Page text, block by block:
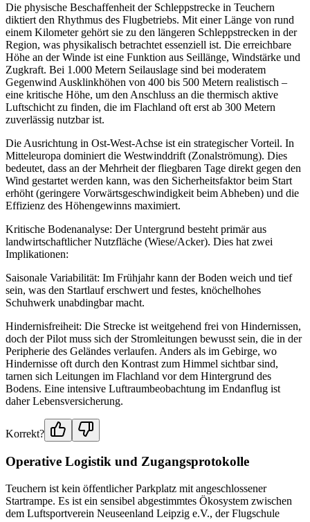
Die physische Beschaffenheit der Schleppstrecke in Teuchern
diktiert den Rhythmus des Flugbetriebs. Mit einer Länge von rund
einem Kilometer gehört sie zu den längeren Schleppstrecken in der
Region, was physikalisch betrachtet essenziell ist. Die erreichbare
Höhe an der Winde ist eine Funktion aus Seillänge, Windstärke und
Zugkraft. Bei 1.000 Metern Seilauslage sind bei moderatem
Gegenwind Ausklinkhöhen von 400 bis 500 Metern realistisch –
eine kritische Höhe, um den Anschluss an die thermisch aktive
Luftschicht zu finden, die im Flachland oft erst ab 300 Metern
zuverlässig nutzbar ist.
Die Ausrichtung in Ost-West-Achse ist ein strategischer Vorteil. In
Mitteleuropa dominiert die Westwinddrift (Zonalströmung). Dies
bedeutet, dass an der Mehrheit der fliegbaren Tage direkt gegen den
Wind gestartet werden kann, was den Sicherheitsfaktor beim Start
erhöht (geringere Vorwärtsgeschwindigkeit beim Abheben) und die
Effizienz des Höhengewinns maximiert.
Kritische Bodenanalyse: Der Untergrund besteht primär aus
landwirtschaftlicher Nutzfläche (Wiese/Acker). Dies hat zwei
Implikationen:
Saisonale Variabilität: Im Frühjahr kann der Boden weich und tief
sein, was den Startlauf erschwert und festes, knöchelhohes
Schuhwerk unabdingbar macht.
Hindernisfreiheit: Die Strecke ist weitgehend frei von Hindernissen,
doch der Pilot muss sich der Stromleitungen bewusst sein, die in der
Peripherie des Geländes verlaufen. Anders als im Gebirge, wo
Hindernisse oft durch den Kontrast zum Himmel sichtbar sind,
tarnen sich Leitungen im Flachland vor dem Hintergrund des
Bodens. Eine intensive Luftraumbeobachtung im Endanflug ist
daher Lebensversicherung.
Korrekt?
Operative Logistik und Zugangsprotokolle
Teuchern ist kein öffentlicher Parkplatz mit angeschlossener
Startrampe. Es ist ein sensibel abgestimmtes Ökosystem zwischen
dem Luftsportverein Neuseenland Leipzig e.V., der Flugschule